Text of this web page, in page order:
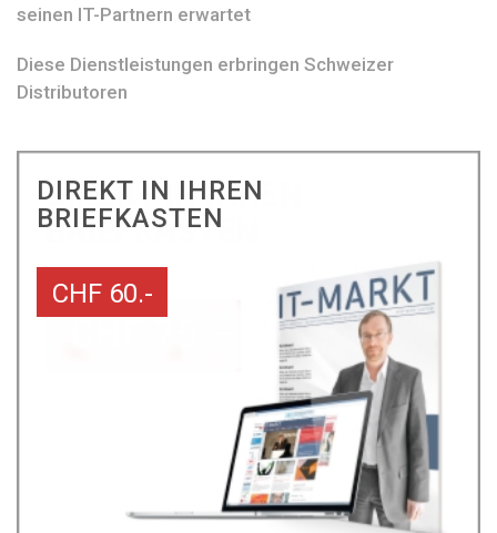
seinen IT-Partnern erwartet
Diese Dienstleistungen erbringen Schweizer
Distributoren
DIREKT IN IHREN
BRIEFKASTEN
CHF 60.-